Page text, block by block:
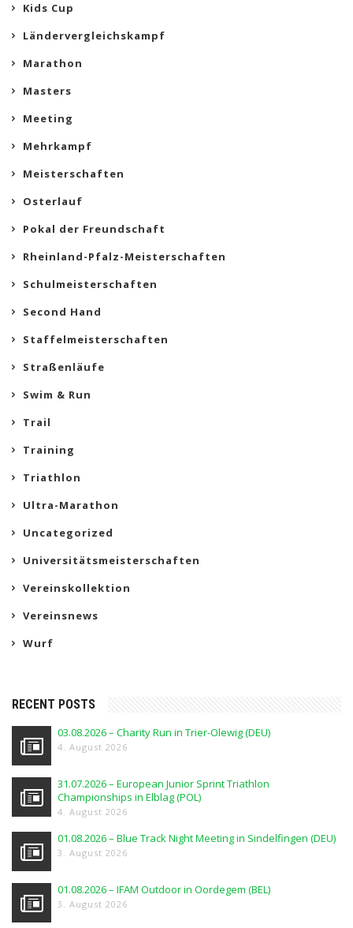
Kids Cup
Ländervergleichskampf
Marathon
Masters
Meeting
Mehrkampf
Meisterschaften
Osterlauf
Pokal der Freundschaft
Rheinland-Pfalz-Meisterschaften
Schulmeisterschaften
Second Hand
Staffelmeisterschaften
Straßenläufe
Swim & Run
Trail
Training
Triathlon
Ultra-Marathon
Uncategorized
Universitätsmeisterschaften
Vereinskollektion
Vereinsnews
Wurf
RECENT POSTS
03.08.2026 – Charity Run in Trier-Olewig (DEU)
4. August 2026
31.07.2026 – European Junior Sprint Triathlon
Championships in Elblag (POL)
4. August 2026
01.08.2026 – Blue Track Night Meeting in Sindelfingen (DEU)
3. August 2026
01.08.2026 – IFAM Outdoor in Oordegem (BEL)
3. August 2026